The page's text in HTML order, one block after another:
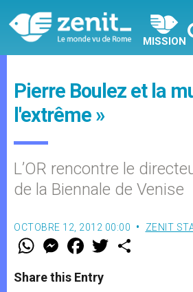
MISSION
Pierre Boulez et la
l'extrême »
L’OR rencontre le
de la Biennale de Venise
OCTOBRE 12, 2012 00:00 ZENIT
W
t
s
M
e
s
e
F
a
e
b
w
Share this Entry